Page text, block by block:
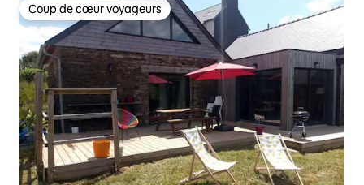
Coup de cœur voyageurs
Coup de cœur voyageurs